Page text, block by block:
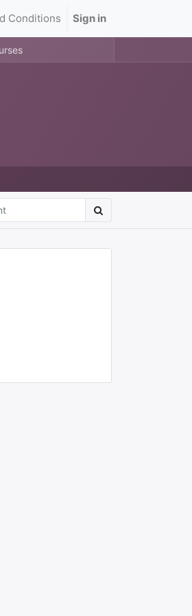
Conditions Sign in